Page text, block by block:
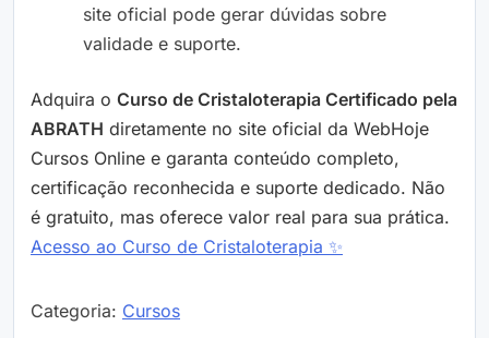
site oficial pode gerar dúvidas sobre
validade e suporte.
Adquira o Curso de Cristaloterapia Certificado pela
ABRATH diretamente no site oficial da WebHoje
Cursos Online e garanta conteúdo completo,
certificação reconhecida e suporte dedicado. Não
é gratuito, mas oferece valor real para sua prática.
Acesso ao Curso de Cristaloterapia ✨
Categoria: Cursos